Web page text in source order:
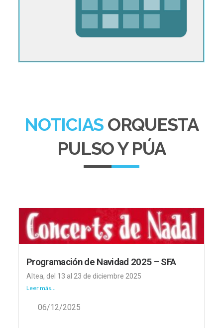
NOTICIAS ORQUESTA
PULSO Y PÚA
Programación de Navidad 2025 – SFA
Altea, del 13 al 23 de diciembre 2025
Leer más...
06/12/2025